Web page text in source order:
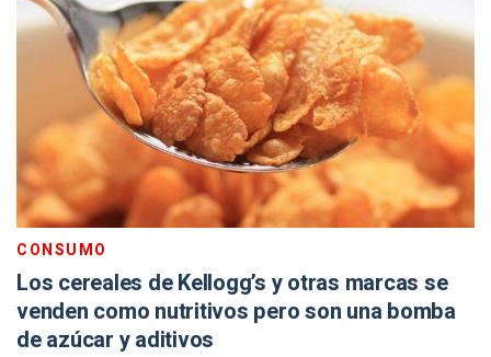
CONSUMO
Los cereales de Kellogg’s y otras marcas se
venden como nutritivos pero son una bomba
de azúcar y aditivos